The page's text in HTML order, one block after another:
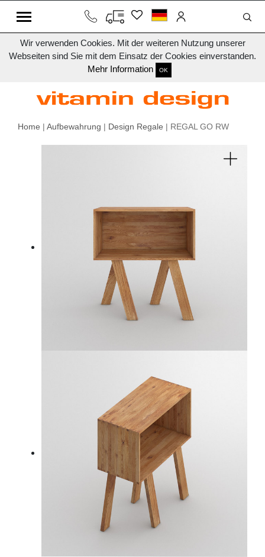
Wir verwenden Cookies. Mit der weiteren Nutzung unserer
Webseiten sind Sie mit dem Einsatz der Cookies einverstanden.
Mehr Information
OK
Home | Aufbewahrung | Design Regale | REGAL GO RW